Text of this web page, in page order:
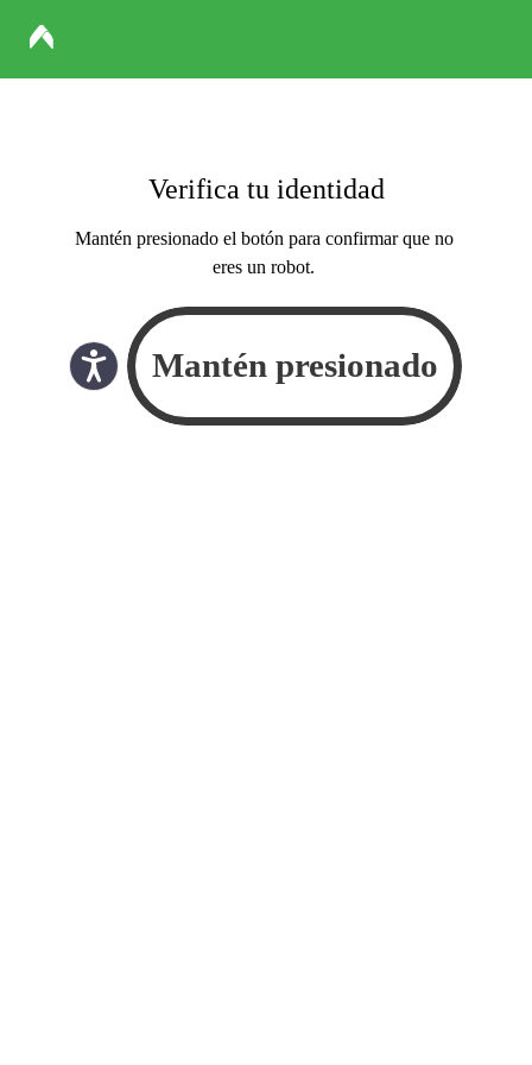
Verifica tu identidad
Mantén presionado el botón para confirmar que no
eres un robot.